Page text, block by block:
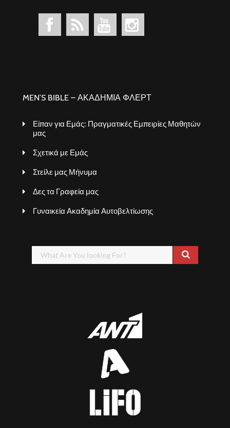
MEN’S BIBLE – ΑΚΑΔΗΜΙΑ ΦΛΕΡΤ
Είπαν για Εμάς: Πραγματικές Εμπειρίες Μαθητών
μας
Σχετικά με Εμάς
Στείλε μας Μήνυμα
Δες τα Γραφεία μας
Γυναικεία Ακαδημία Αυτοβελτίωσης